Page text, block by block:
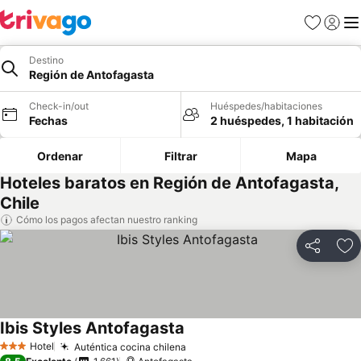
Favoritos
Iniciar
Destino
Región de Antofagasta
Check-in/out
Fechas
Huéspedes/habitaciones
2 huéspedes, 1 habitación
Ordenar Filtrar Mapa
Hoteles baratos en Región de Antofagasta,
Chile
Cómo los pagos afectan nuestro ranking
Compartir
3 Estrellas
Hotel Auténtica cocina chilena
Ibis Styles Antofagasta